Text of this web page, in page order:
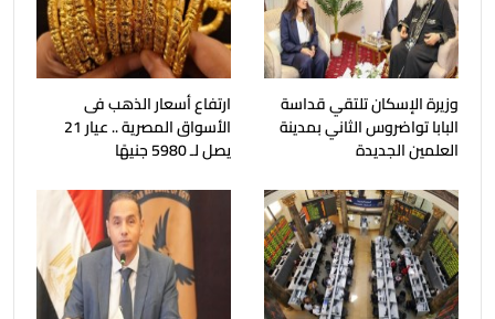
وزيرة الإسكان تلتقي قداسة
البابا تواضروس الثاني بمدينة
العلمين الجديدة
ارتفاع أسعار الذهب فى
الأسواق المصرية .. عيار 21
يصل لـ 5980 جنيهًا